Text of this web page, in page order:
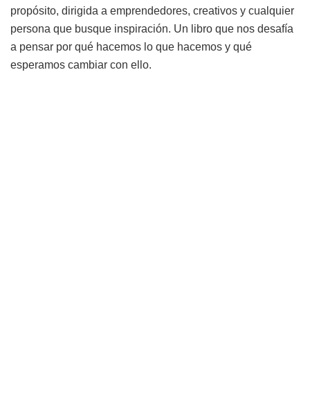
propósito, dirigida a emprendedores, creativos y cualquier
persona que busque inspiración. Un libro que nos desafía
a pensar por qué hacemos lo que hacemos y qué
esperamos cambiar con ello.